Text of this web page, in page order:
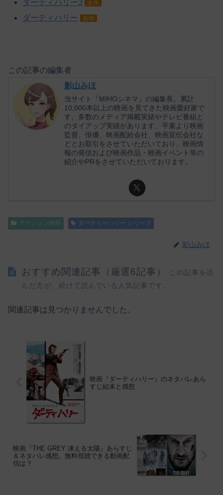
ダーティハリー3 次作
ダーティハリー 前作
この記事の編集者
影山みほ
当サイト『MIHOシネマ』の編集長。累計
10,000本以上の映画を見てきた映画愛好家で
す。多数のメディア掲載実績やテレビ番組と
のタイアップ実績があります。平素より映画
監督、俳優、映画配給会社、映画宣伝会社な
どとお取引をさせていただいており、映画情
報の発信および映画作品・映画イベント等の
紹介やPRをさせていただいております。
アクション映画 ダーティーハリー シリーズ
影山みほ
おすすめ関連記事（厳選6記事）
この記事を読
んだ方が、続けて読んでいる人気記事です。
関連記事は見つかりませんでした。
映画『ダーティハリー』のネタバレあら
すじ結末と感想
映画『THE GREY 凍える太陽』あらすじ
＆ネタバレ感想。無料視聴できる動画配
信は？